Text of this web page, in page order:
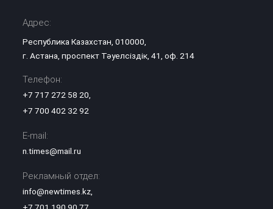
Адрес:
Республика Казахстан, 010000,
г. Астана, проспект Тәуелсіздік, 41, оф. 214
Телефон:
+7 717 272 58 20
+7 700 402 32 92
E-mail:
n.times@mail.ru
Рекламный отдел:
info@newtimes.kz,
+7 701 190 90 77